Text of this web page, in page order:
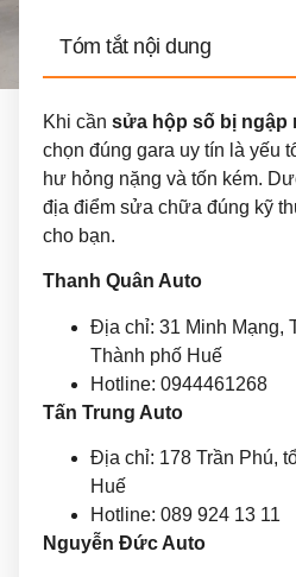
Tóm tắt nội dung
Khi cần sửa hộp số bị ngập
chọn đúng gara uy tín là yếu
hư hỏng nặng và tốn kém.
địa điểm sửa chữa đúng kỹ
cho bạn.
Thanh Quân Auto
Địa chỉ: 31 Minh Mạng,
Thành phố Huế
Hotline: 0944461268
Tấn Trung Auto
Địa chỉ: 178 Trần Phú,
Huế
Hotline: 089 924 13 11
Nguyễn Đức Auto